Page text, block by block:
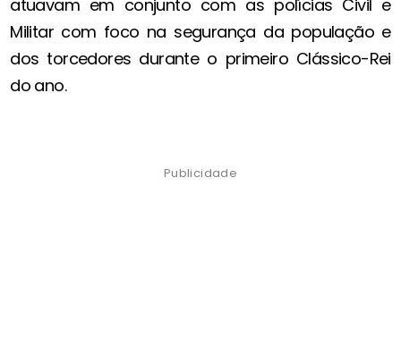
atuavam em conjunto com as polícias Civil e
Militar com foco na segurança da população e
dos torcedores durante o primeiro Clássico-Rei
do ano.
Publicidade